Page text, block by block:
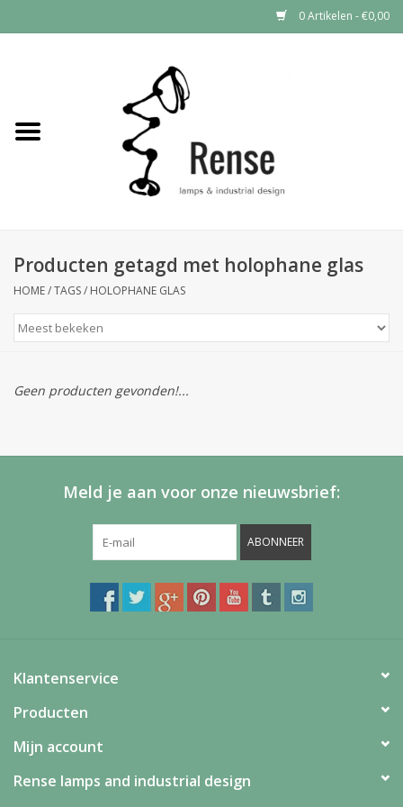
0 Artikelen - €0,00
Industrial lamps
Producten getagd met holophane glas
HOME/TAGS/ HOLOPHANE GLAS
Geen producten gevonden!...
Meld je aan voor onze nieuwsbrief:
ABONNEER
Klantenservice
Producten
Mijn account
Rense lamps and industrial design